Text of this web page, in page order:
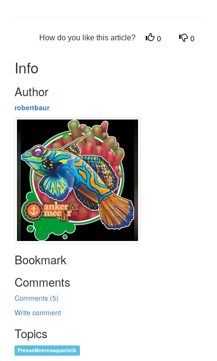
How do you like this article? 0 0
Info
Author
robertbaur
Bookmark
Comments
Comments (5)
Write comment
Topics
PresseMeeresaquaristik